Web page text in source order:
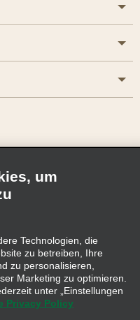
um
Technologien, die
zu betreiben, Ihre
zu personalisieren,
Marketing zu optimieren.
unter „Einstellungen
Privacy Policy